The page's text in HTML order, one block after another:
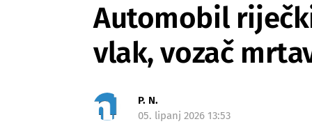
Automobil
vlak, vozač
P. N.
05. lipanj 2026 13:53